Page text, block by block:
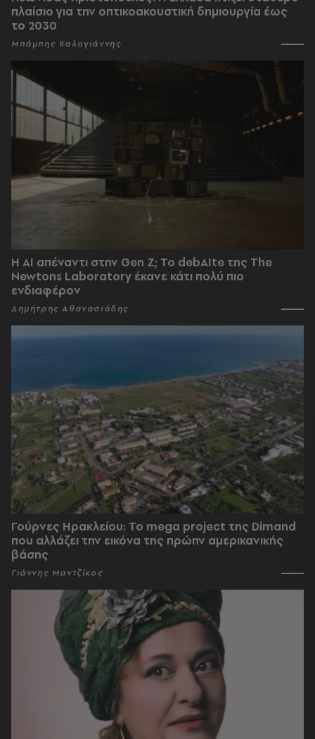
πλαίσιο για την οπτικοακουστική δημιουργία έως
το 2030
Μπάμπης Καλογιάννης
Η AI απέναντι στην Gen Z; Το debAIte της The
Newtons Laboratory έκανε κάτι πολύ πιο
ενδιαφέρον
Δημήτρης Αθανασιάδης
Γούρνες Ηρακλείου: To mega project της Dimand
που αλλάζει την εικόνα της πρώην αμερικανικής
βάσης
Γιάννης Μαντζίκος